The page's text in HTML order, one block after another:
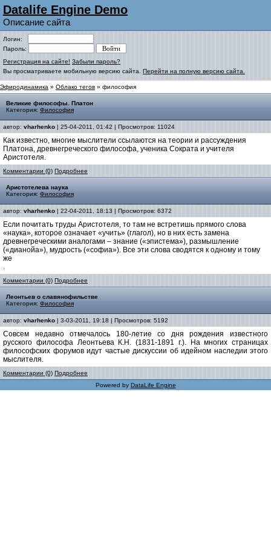
Datalife Engine Demo
Описание сайта
Логин:
Пароль:
Регистрация на сайте! Забыли пароль?
Вы просматриваете мобильную версию сайта. Перейти на полную версию сайта.
Эфиродинамика » Облако тегов » философия
Великие философы. Платон
Категория: Философия
автор: vharhenko | 25-04-2011, 01:42 | Просмотров: 11024
Как известно, многие мыслители ссылаются на теории и рассуждения
Платона, древнегреческого философа, ученика Сократа и учителя
Аристотеля.
Комментарии (0) Подробнее
Аристотелева наука
Категория: Философия
автор: vharhenko | 22-04-2011, 18:13 | Просмотров: 6372
Если почитать труды Аристотеля, то там не встретишь прямого слова
«наука», которое означает «учить» (глагол), но в них есть замена
древнегреческими аналогами – знание («эпистема»), размышление
(«дианойа»), мудрость («софиа»). Все эти слова сводятся к одному и тому
же
.
Комментарии (0) Подробнее
Леонтьев о славянофильстве
Категория: Философия
автор: vharhenko | 3-03-2011, 19:18 | Просмотров: 5192
Совсем недавно отмечалось 180-летие со дня рождения известного
русского философа Леонтьева К.Н. (1831-1891 г.). На многих страницах
философских форумов идут частые дискуссии об идейном наследии этого
мыслителя.
Комментарии (0) Подробнее
Powered by DataLife Engine